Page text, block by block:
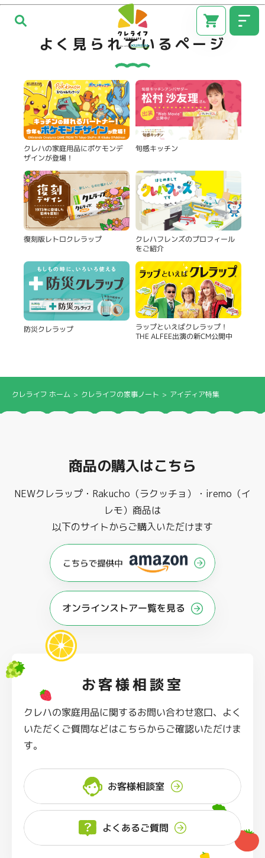
CM
よく見られているページ
クレハの家庭用品にポケモンデ
ザインが登場！
旬感キッチン
復刻版レトロクレラップ クレハフレンズのプロフィール
をご紹介
防災クレラップ ラップといえばクレラップ！
THE ALFEE出演の新CM公開中
クレライフ ホーム クレライフの家事ノート アイディア特集
商品の購入はこちら
NEWクレラップ・Rakucho（ラクッチョ）・iremo（イ
レモ）商品は
以下のサイトからご購入いただけます
オンラインストアー覧を見る
お客様相談室
クレハの家庭用品に関するお問い合わせ窓口、よく
いただくご質問などはこちらからご確認いただけま
す。
お客様相談室
よくあるご質問